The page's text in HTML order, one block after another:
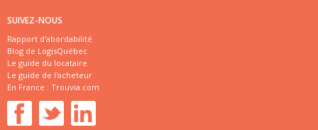
SUIVEZ-NOUS
Rapport d'abordabilité
Blog de LogisQuébec
Le guide du locataire
Le guide de l'acheteur
En France : Trouvia.com